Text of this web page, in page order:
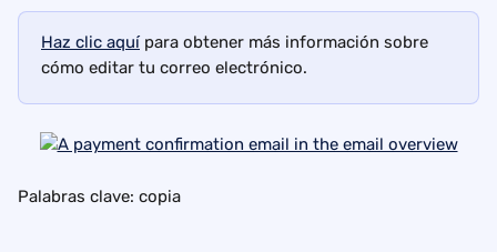
Haz clic aquí para obtener más información sobre
cómo editar tu correo electrónico.
Palabras clave: copia